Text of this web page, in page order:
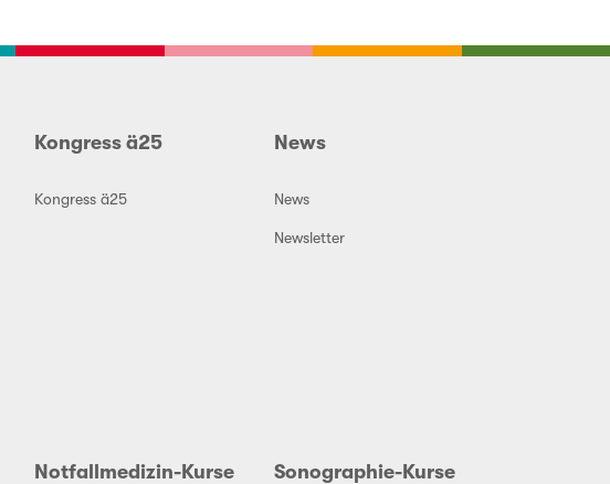
Kongress ä25
Kongress ä25
News
News
Newsletter
Notfallmedizin-Kurse Sonographie-Kurse